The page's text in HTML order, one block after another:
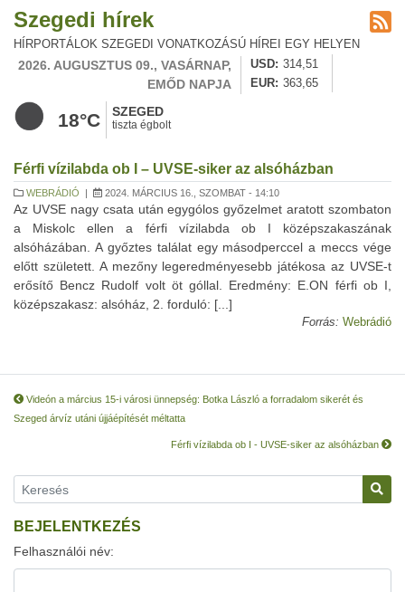
Szegedi hírek
HÍRPORTÁLOK SZEGEDI VONATKOZÁSÚ HÍREI EGY HELYEN
2026. AUGUSZTUS 09., VASÁRNAP,
EMŐD NAPJA
USD
314,51
EUR
363,65
18°C SZEGED
tiszta égbolt
Férfi vízilabda ob I – UVSE-siker az alsóházban
WEBRÁDIÓ | 2024. MÁRCIUS 16., SZOMBAT - 14:10
Az UVSE nagy csata után egygólos győzelmet aratott szombaton
a Miskolc ellen a férfi vízilabda ob I középszakaszának
alsóházában. A győztes találat egy másodperccel a meccs vége
előtt született. A mezőny legeredményesebb játékosa az UVSE-t
erősítő Bencz Rudolf volt öt góllal. Eredmény: E.ON férfi ob I,
középszakasz: alsóház, 2. forduló: [...]
Forrás: Webrádió
Videón a március 15-i városi ünnepség: Botka László a forradalom sikerét és
Szeged árvíz utáni újjáépítését méltatta
Férfi vízilabda ob I - UVSE-siker az alsóházban
BEJELENTKEZÉS
Felhasználói név: